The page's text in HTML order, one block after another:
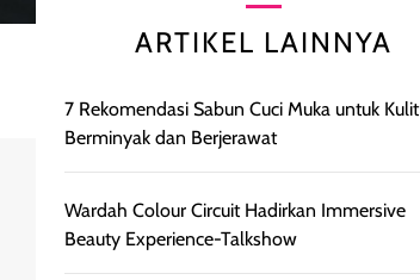
ARTIKEL LAINNYA
7 Rekomendasi Sabun Cuci Muka untuk Kulit
Berminyak dan Berjerawat
Wardah Colour Circuit Hadirkan Immersive
Beauty Experience-Talkshow